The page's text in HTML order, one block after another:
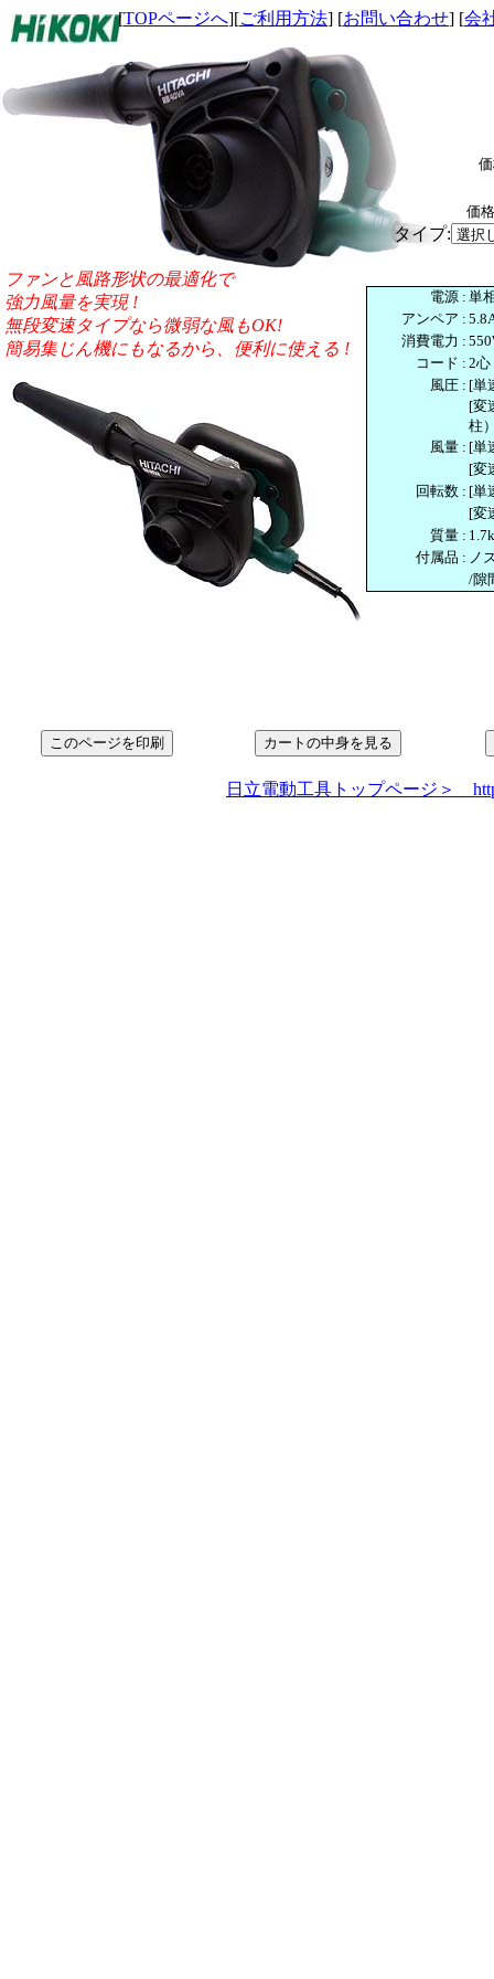
ファンと風路形状の最適化で
強力風量を実現 !
無段変速タイプなら微弱な風もOK!
簡易集じん機にもなるから、便利に使える !
価
タイプ:
電源 : 単
アンペア :
消費電力 :
コード : 2心
風圧 : [単
[変
柱
風量 : [単
[変
回転数 : [単
[変
質量 :
付属品 : ノ
/隙
[TOPページへ][ご利用方法] [お問い合わせ] [会
日立電動工具トップページ＞